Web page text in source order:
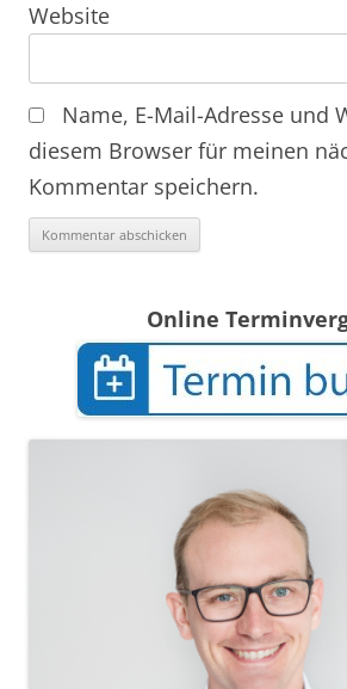
Website
Name, E-Mail-Adresse und
diesem Browser für meinen
Kommentar speichern.
Online